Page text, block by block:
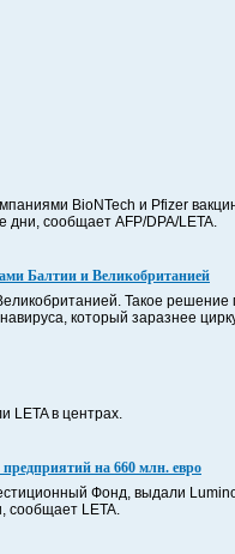
BioNTech и Pfizer
дни, сообщает AFP/DPA/LETA.
Балтии и Великобританией
Такое решение
который заразнее
LETA в центрах.
на 660 млн. евро
Фонд, выдали
сообщает LETA.